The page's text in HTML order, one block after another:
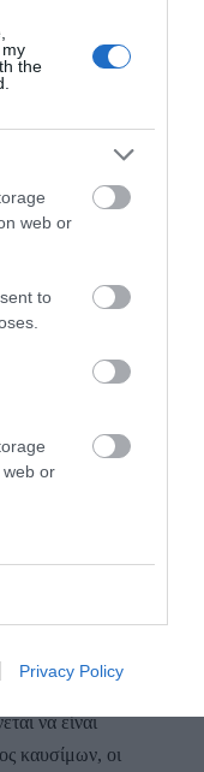
the
web or
to
web or
Privacy Policy
Χωριά
Και
15/07/2026
ΝΑ
Παρά τις
εκπτώσεις που
να είναι
καυσίμων, οι